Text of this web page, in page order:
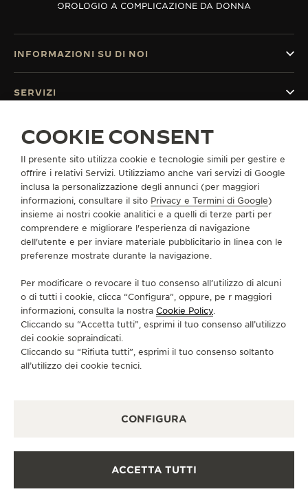
OROLOGIO A COMPLICAZIONE DA DONNA
CI SEGUA
VAI ALLA PAGINA INSTAGRAM DI JAEGER-
VAI ALLA PAGINA LINKEDIN DI JAEGER-
VAI ALLA PAGINA FACEBOOK DI
VAI ALLA PAGINA YOUTUBE
VAI ALLA PAGINA
VAI ALLA PAGINA
ISCRIVERSI ALLA NEWSLETTER
INFORMAZIONI SU DI NOI
SERVIZI
CONTATTI
POLICY SULLA PRIVACY
CONDIZIONI D'USO
INFORMATIVA SUI COOKIE
MODULO DI RECESSO
COPYRIGHT JAEGER-LECOULTRE 2026
COOKIE CONSENT
Il presente sito utilizza cookie e tecnologie simili per gestire e
offrire i relativi Servizi. Utilizziamo anche vari servizi di Google
inclusa la personalizzazione degli annunci (per maggiori
informazioni, consultare il sito Privacy e Termini di Google)
insieme ai nostri cookie analitici e a quelli di terze parti per
comprendere e migliorare l'esperienza di navigazione
dell'utente e per inviare materiale pubblicitario in linea con le
preferenze mostrate durante la navigazione.
Per modificare o revocare il tuo consenso all’utilizzo di alcuni
o di tutti i cookie, clicca “Configura”, oppure, pe r maggiori
informazioni, consulta la nostra Cookie Policy.
Cliccando su “Accetta tutti”, esprimi il tuo consenso all’utilizzo
dei cookie sopraindicati.
Cliccando su “Rifiuta tutti”, esprimi il tuo consenso soltanto
all’utilizzo dei cookie tecnici.
CONFIGURA
ACCETTA TUTTI